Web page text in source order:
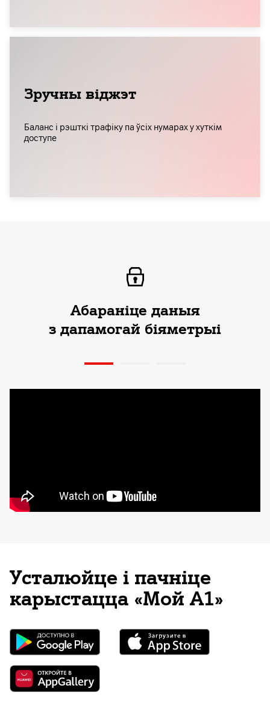
Зручны віджэт
Баланс і рэшткі трафіку па ўсіх нумарах у хуткім
доступе
Абараніце даныя
з дапамогай біяметрыі
Усталюйце і пачніце
карыстацца «Мой А1»